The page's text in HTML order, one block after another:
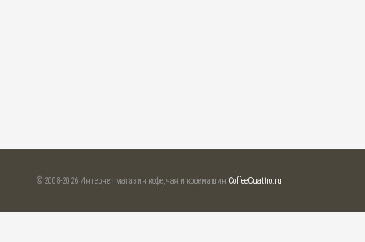
© 2008-2026 Интернет магазин кофе, чая и кофемашин CoffeeCuattro.ru